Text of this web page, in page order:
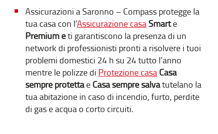
Assicurazioni a Saronno – Compass protegge la
tua casa con l’Assicurazione casaSmarte
Premium eti garantiscono la presenza di un
network di professionisti pronti a risolvere i tuoi
problemi domestici 24 h su 24 tutto l’anno
mentre le polizze di Protezione casa Casa
sempre protettae Casa sempre salvatutelano la
tua abitazione in caso di incendio, furto, perdite
di gas e acqua o corto circuiti.